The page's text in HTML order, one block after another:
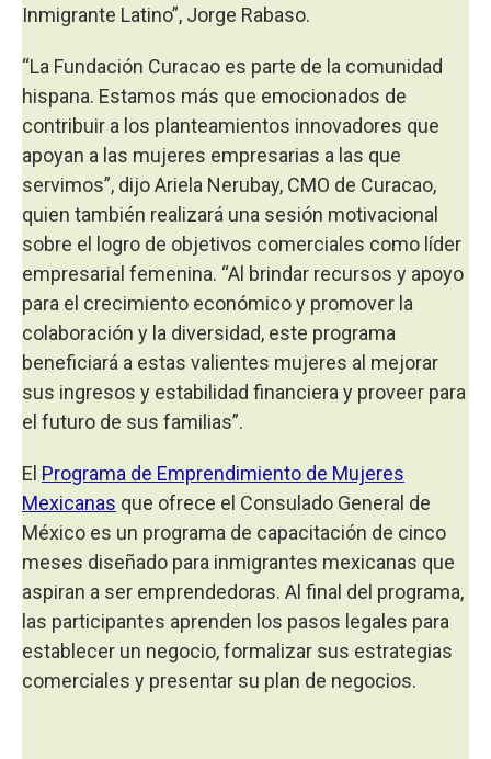
Inmigrante Latino”, Jorge Rabaso.
“La Fundación Curacao es parte de la comunidad
hispana. Estamos más que emocionados de
contribuir a los planteamientos innovadores que
apoyan a las mujeres empresarias a las que
servimos”, dijo Ariela Nerubay, CMO de Curacao,
quien también realizará una sesión motivacional
sobre el logro de objetivos comerciales como líder
empresarial femenina. “Al brindar recursos y apoyo
para el crecimiento económico y promover la
colaboración y la diversidad, este programa
beneficiará a estas valientes mujeres al mejorar
sus ingresos y estabilidad financiera y proveer para
el futuro de sus familias”.
El Programa de Emprendimiento de Mujeres
Mexicanas que ofrece el Consulado General de
México es un programa de capacitación de cinco
meses diseñado para inmigrantes mexicanas que
aspiran a ser emprendedoras. Al final del programa,
las participantes aprenden los pasos legales para
establecer un negocio, formalizar sus estrategias
comerciales y presentar su plan de negocios.